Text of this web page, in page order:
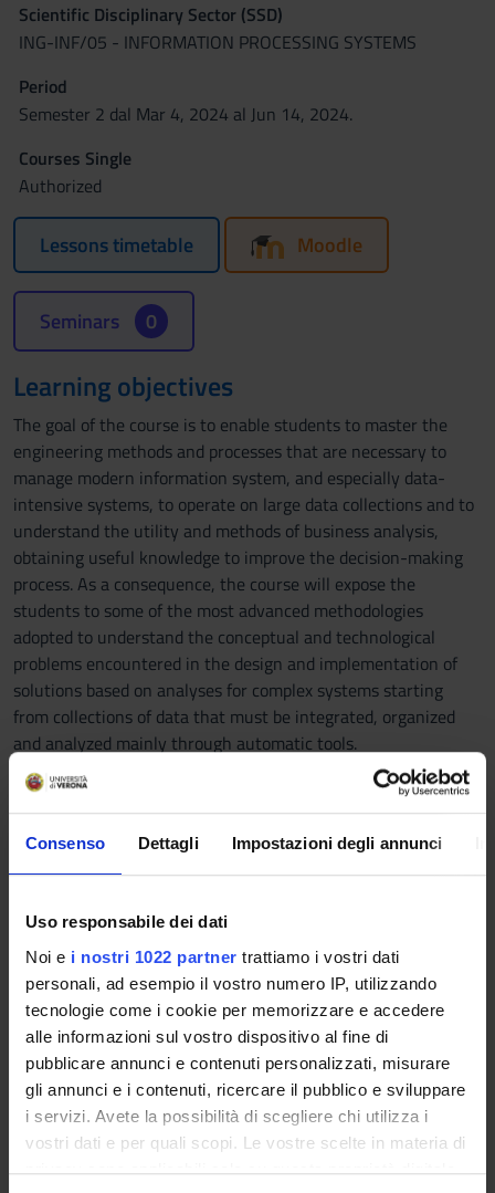
Consenso Dettagli Impostazioni degli annunci
Uso responsabile dei dati
Noi e i nostri 1022 partner trattiamo i vostri dati
personali, ad esempio il vostro numero IP, utilizzando
tecnologie come i cookie per memorizzare e accedere
alle informazioni sul vostro dispositivo al fine di
pubblicare annunci e contenuti personalizzati, misurare
gli annunci e i contenuti, ricercare il pubblico e sviluppare
i servizi. Avete la possibilità di scegliere chi utilizza i
vostri dati e per quali scopi. Le vostre scelte in materia di
privacy sono applicabili solo su questa proprietà digitale
Scientific Disciplinary Sector (SSD)
ING-INF/05 - INFORMATION PROCESSING SYSTEMS
Period
Semester 2 dal Mar 4, 2024 al Jun 14, 2024.
Courses Single
Authorized
Lessons timetable Moodle
Seminars 0
Learning objectives
The goal of the course is to enable students to master the
engineering methods and processes that are necessary to
manage modern information system, and especially data-
intensive systems, to operate on large data collections and to
understand the utility and methods of business analysis,
obtaining useful knowledge to improve the decision-making
process. As a consequence, the course will expose the
students to some of the most advanced methodologies
adopted to understand the conceptual and technological
problems encountered in the design and implementation of
solutions based on analyses for complex systems starting
from collections of data that must be integrated, organized
and analyzed mainly through automatic tools.
Prerequisites and basic notions
Program
1. Introduction to database management systems (DBMS):
logical data independence. Data models. Concepts of model,
schema and instance of a database. Languages for database
systems. DBMS vs. file system. Information Systems and Data
Science.
2. The relational theory: basic concepts.
3. Interacting with a database system: languages for the
definition, querying and update of a database. SQL: select-
from-where statement, join in SQL, the GROUP BY and
ORDER BY clauses, using subqueries. Views.